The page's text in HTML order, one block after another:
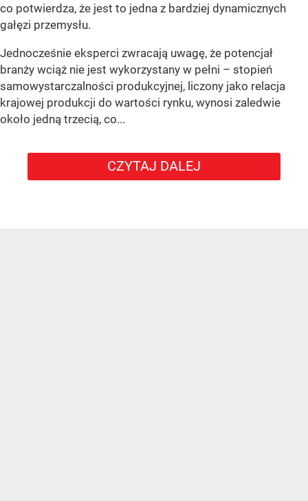
co potwierdza, że jest to jedna z bardziej dynamicznych
gałęzi przemysłu.
Jednocześnie eksperci zwracają uwagę, że potencjał
branży wciąż nie jest wykorzystany w pełni – stopień
samowystarczalności produkcyjnej, liczony jako relacja
krajowej produkcji do wartości rynku, wynosi zaledwie
około jedną trzecią, co...
CZYTAJ DALEJ